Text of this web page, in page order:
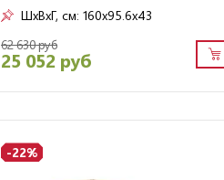
ШxВxГ, см: 160x95.6x43
62 630 руб
25 052 руб
-22%